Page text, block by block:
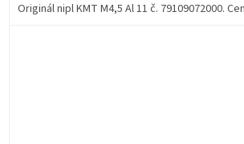
Originál nipl KMT M4,5 Al 11 č. 79109072000.